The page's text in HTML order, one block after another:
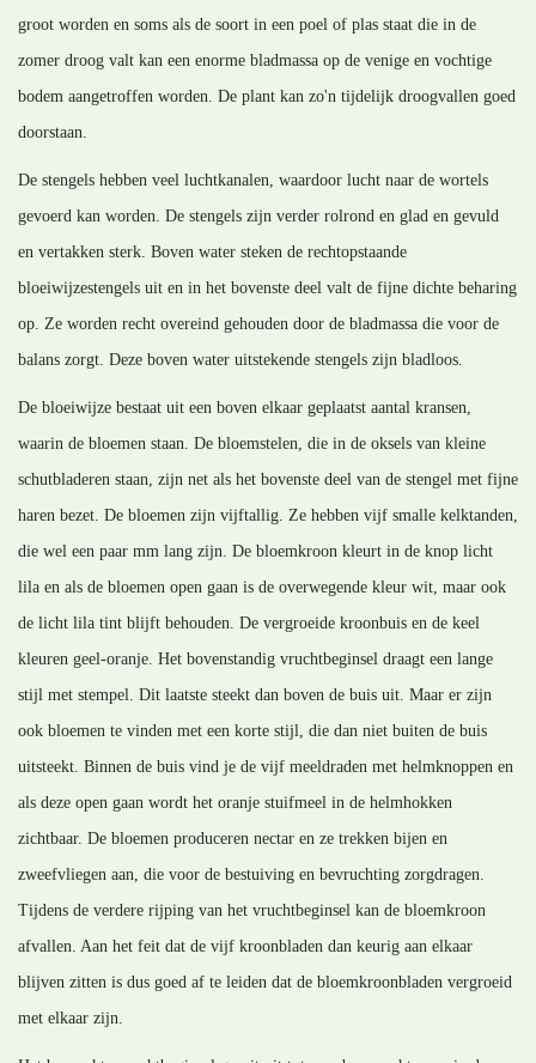
groot worden en soms als de soort in een poel of plas staat die in de
zomer droog valt kan een enorme bladmassa op de venige en vochtige
bodem aangetroffen worden. De plant kan zo'n tijdelijk droogvallen goed
doorstaan.
De stengels hebben veel luchtkanalen, waardoor lucht naar de wortels
gevoerd kan worden. De stengels zijn verder rolrond en glad en gevuld
en vertakken sterk. Boven water steken de rechtopstaande
bloeiwijzestengels uit en in het bovenste deel valt de fijne dichte beharing
op. Ze worden recht overeind gehouden door de bladmassa die voor de
balans zorgt. Deze boven water uitstekende stengels zijn bladloos.
De bloeiwijze bestaat uit een boven elkaar geplaatst aantal kransen,
waarin de bloemen staan. De bloemstelen, die in de oksels van kleine
schutbladeren staan, zijn net als het bovenste deel van de stengel met fijne
haren bezet. De bloemen zijn vijftallig. Ze hebben vijf smalle kelktanden,
die wel een paar mm lang zijn. De bloemkroon kleurt in de knop licht
lila en als de bloemen open gaan is de overwegende kleur wit, maar ook
de licht lila tint blijft behouden. De vergroeide kroonbuis en de keel
kleuren geel-oranje. Het bovenstandig vruchtbeginsel draagt een lange
stijl met stempel. Dit laatste steekt dan boven de buis uit. Maar er zijn
ook bloemen te vinden met een korte stijl, die dan niet buiten de buis
uitsteekt. Binnen de buis vind je de vijf meeldraden met helmknoppen en
als deze open gaan wordt het oranje stuifmeel in de helmhokken
zichtbaar. De bloemen produceren nectar en ze trekken bijen en
zweefvliegen aan, die voor de bestuiving en bevruchting zorgdragen.
Tijdens de verdere rijping van het vruchtbeginsel kan de bloemkroon
afvallen. Aan het feit dat de vijf kroonbladen dan keurig aan elkaar
blijven zitten is dus goed af te leiden dat de bloemkroonbladen vergroeid
met elkaar zijn.